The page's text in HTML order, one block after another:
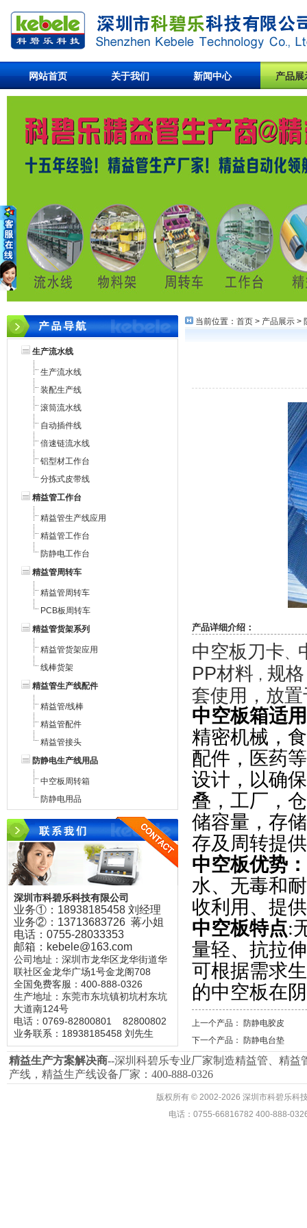
网站首页 关于我们 新闻中心 产品展
生产流水线
生产流水线
装配生产线
滚筒流水线
自动插件线
倍速链流水线
铝型材工作台
分拣式皮带线
精益管工作台
精益管生产线应用
精益管工作台
防静电工作台
精益管周转车
精益管周转车
PCB板周转车
精益管货架系列
精益管货架应用
线棒货架
精益管生产线配件
精益管/线棒
精益管配件
精益管接头
防静电生产线用品
中空板周转箱
防静电用品
深圳市科碧乐科技有限公司
业务①：18938185458 刘经理
业务②：13713683726 蒋小姐
电话：0755-28033353
邮箱：kebele@163.com
公司地址：深圳市龙华区龙华街道华
联社区金龙华广场1号金龙阁708
全国免费客服：400-888-0326
生产地址：东莞市东坑镇初坑村东坑
大道南124号
电话：0769-82800801 82800802
业务联系：18938185458 刘先生
当前位置： 首页 > 产品展示 >
产品详细介绍：
中空板刀卡、
PP材料 ， 规
套使用，放
中空板箱适
精密机械，
配件，医药
设计，以确
叠，工厂，
储容量，存
存及周转提
中空板优势：
水、无毒和
收利用、提
中空板特点:
量轻、抗拉
可根据需求
的中空板在
上一个产品： 防静电胶皮
下一个产品： 防静电台垫
精益生产方案解决商--深圳科碧乐专业厂家制造精益管、 精益
产线，精益生产线设备厂家：400-888-0326
版权所有 © 2002-2026 深圳市科碧乐科
电话：0755-66816782 400-888-